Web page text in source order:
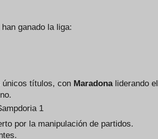
ganado la liga:
únicos títulos, con Maradonaliderando el
1
por la manipulación de partidos.